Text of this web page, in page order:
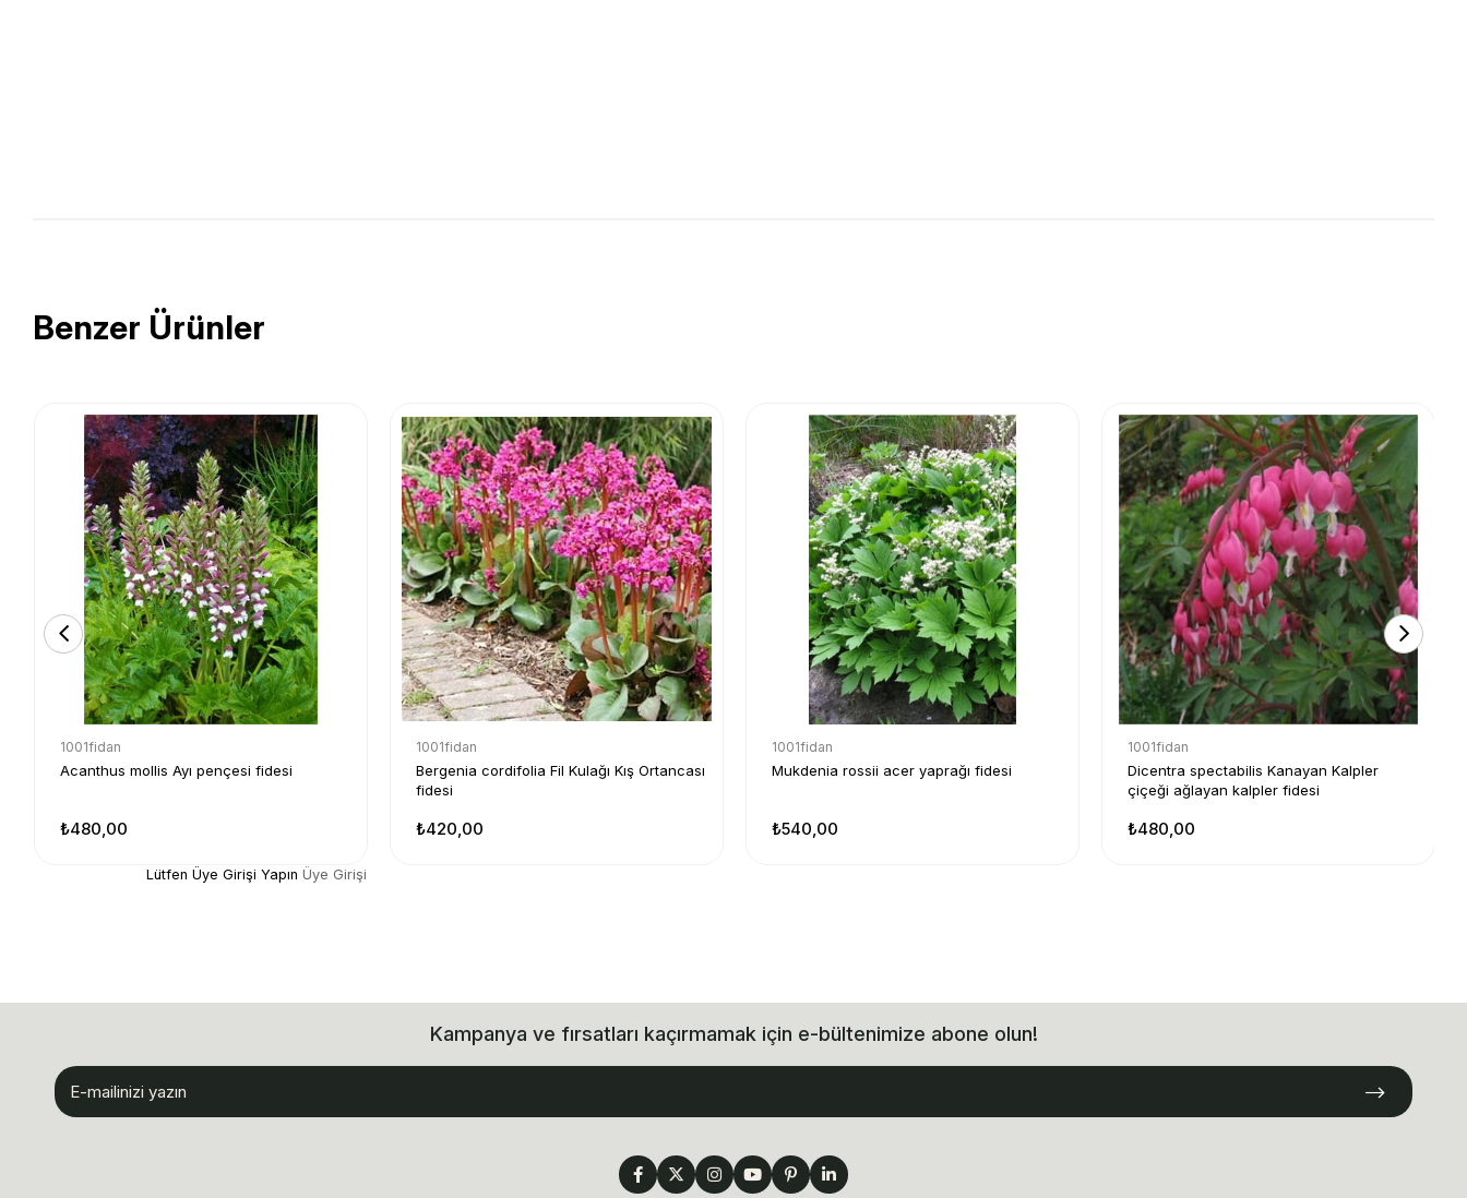
Benzer Ürünler
1001fidan
Acanthus mollis Ayı pençesi fidesi
₺480,00
1001fidan
Bergenia cordifolia Fil Kulağı Kış Ortancası
fidesi
₺420,00
1001fidan
Mukdenia rossii acer yaprağı fidesi
₺540,00
1001fidan
Dicentra spectabilis Kanayan Kalpler
çiçeği ağlayan kalpler fidesi
₺480,00
Lütfen Üye Girişi Yapın Üye Girişi
Kampanya ve fırsatları kaçırmamak için e-bültenimize abone olun!